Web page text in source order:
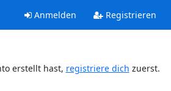
Anmelden Registrieren
erstellt hast, registriere dich zuerst.